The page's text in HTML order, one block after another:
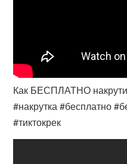
Как БЕСПЛАТНО
#накрутка #бесплатно
#тиктокрек